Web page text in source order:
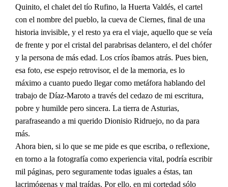
Quinito, el chalet del tío Rufino, la Huerta Valdés, el cartel
con el nombre del pueblo, la cueva de Ciernes, final de una
historia invisible, y el resto ya era el viaje, aquello que se veía
de frente y por el cristal del parabrisas delantero, el del chófer
y la persona de más edad. Los críos íbamos atrás. Pues bien,
esa foto, ese espejo retrovisor, el de la memoria, es lo
máximo a cuanto puedo llegar como metáfora hablando del
trabajo de Díaz-Maroto a través del cedazo de mi escritura,
pobre y humilde pero sincera. La tierra de Asturias,
parafraseando a mi querido Dionisio Ridruejo, no da para
más.
Ahora bien, si lo que se me pide es que escriba, o reflexione,
en torno a la fotografía como experiencia vital, podría escribir
mil páginas, pero seguramente todas iguales a éstas, tan
lacrimógenas y mal traídas. Por ello, en mi cortedad sólo